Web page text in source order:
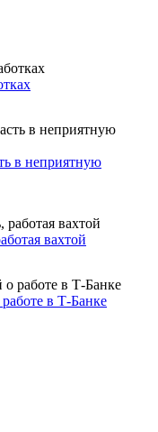
в неприятную
вахтой
в Т-Банке